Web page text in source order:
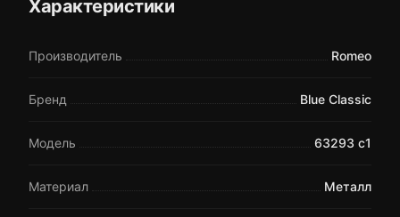
Характеристики
Производитель Romeo
Бренд Blue Classic
Модель 63293 c1
Материал Металл